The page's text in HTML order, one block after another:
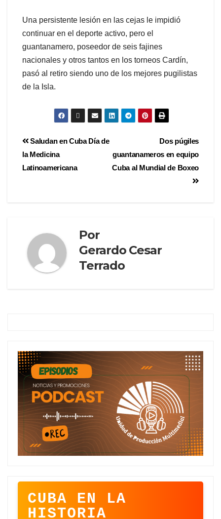
Una persistente lesión en las cejas le impidió
continuar en el deporte activo, pero el
guantanamero, poseedor de seis fajines
nacionales y otros tantos en los torneos Cardín,
pasó al retiro siendo uno de los mejores pugilistas
de la Isla.
Dos púgiles
guantanameros en equipo
Cuba al Mundial de Boxeo
Saludan en Cuba Día de
la Medicina
Latinoamericana
Por
Gerardo Cesar
Terrado
CUBA EN LA
HISTORIA